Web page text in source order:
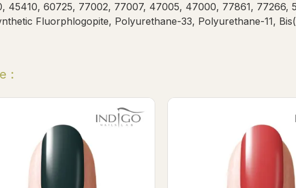
45410, 60725, 77002, 77007, 47005, 47000, 77861, 77266,
Fluorphlogopite, Polyurethane-33, Polyurethane-11,
: